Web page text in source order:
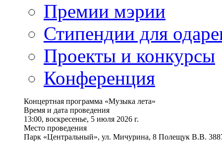
Премии мэрии
Стипендии для
Проекты и конкурсы
Конференция
Концертная программа «Музыка лета»
Время и дата проведения
13:00, воскресенье, 5 июля 2026 г.
Место проведения
Парк «Центральный», ул. Мичурина, 8 Полещук В.В.